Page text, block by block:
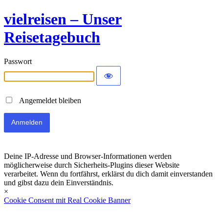
vielreisen – Unser
Reisetagebuch
Passwort
Angemeldet bleiben
Deine IP-Adresse und Browser-Informationen werden
möglicherweise durch Sicherheits-Plugins dieser Website
verarbeitet. Wenn du fortfährst, erklärst du dich damit einverstanden
und gibst dazu dein Einverständnis.
×
Cookie Consent mit Real Cookie Banner